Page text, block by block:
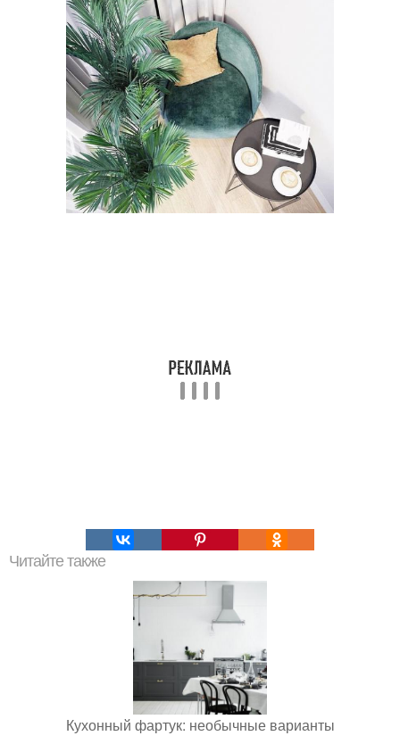
Читайте также
Кухонный фартук: необычные варианты